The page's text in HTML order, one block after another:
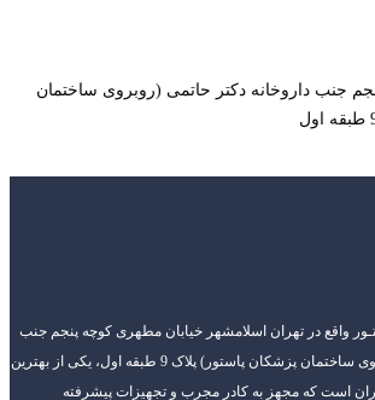
جنب داروخانه دکتر حاتمی (روبروی ساختمان
واقع در تهران اسلامشهر خیابان مطهری کوچه پنجم جنب
داروخانه دکتر حاتمی (روبروی ساختمان پزشکان پاستور) پلاک 9 طبقه اول، یکی از بهترین
است که مجهز به کادر مجرب و تجهیزات پیشرفته